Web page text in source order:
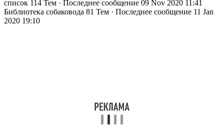
список 114 Тем · Последнее сообщение 09 Nov 2020 11:41
Библиотека собаковода 81 Тем · Последнее сообщение 11 Jan
2020 19:10